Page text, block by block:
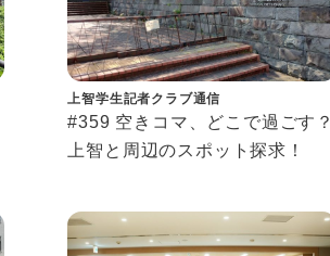
上智学生記者クラブ通信
#359 空きコマ、どこで過ごす？
上智と周辺のスポット探求！